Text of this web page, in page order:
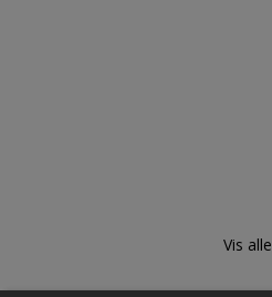
Vis alle